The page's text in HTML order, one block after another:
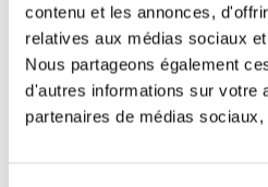
contenu et les annonces,
relatives aux médias sociaux
Nous partageons également
d'autres informations sur votre
partenaires de médias